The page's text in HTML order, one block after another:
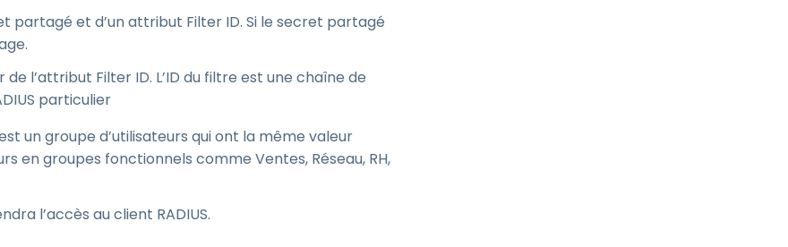
partagé et d’un attribut Filter ID. Si le secret partagé
l’attribut Filter ID. L’ID du filtre est une chaîne de
particulier
un groupe d’utilisateurs qui ont la même valeur
en groupes fonctionnels comme Ventes, Réseau, RH,
l’accès au client RADIUS.